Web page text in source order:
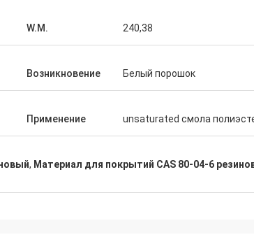
обслуживание
W.M. 240,38
Возникновение Белый порошок
Применение unsaturated смола
, Материал для покрытий CAS 80-04-6